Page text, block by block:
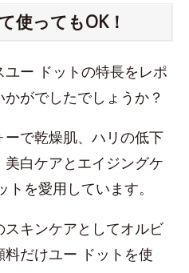
使ってもOK！
ー ドットの特長をレポ
がでしたでしょうか？
で乾燥肌、ハリの低下
白ケアとエイジングケ
を愛用しています。
キンケアとしてオルビ
だけユー ドットを使